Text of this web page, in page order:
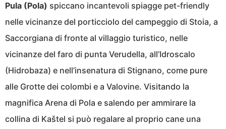
Pula (Pola) spiccano incantevoli spiagge pet-friendly
nelle vicinanze del porticciolo del campeggio di Stoia, a
Saccorgiana di fronte al villaggio turistico, nelle
vicinanze del faro di punta Verudella, all’Idroscalo
(Hidrobaza) e nell’insenatura di Stignano, come pure
alle Grotte dei colombi e a Valovine. Visitando la
magnifica Arena di Pola e salendo per ammirare la
collina di Kaštel si può regalare al proprio cane una